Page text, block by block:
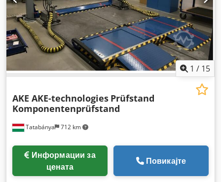
1 / 15
Tatabánya 712 km
AKE AKE-technologies Prüfstand
Komponentenprüfstand
цената
Повикајте